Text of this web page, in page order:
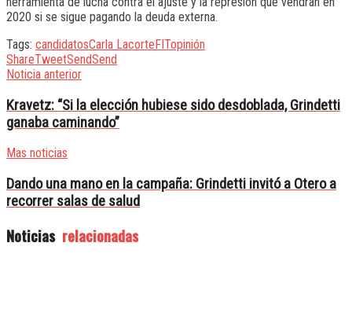
2020 si se sigue pagando la deuda externa.
Tags: candidatosCarla LacorteFITopinión
ShareTweetSendSend
Noticia anterior
Kravetz: “Si la elección hubiese sido desdoblada, Grindetti
ganaba caminando”
Mas noticias
Dando una mano en la campaña: Grindetti invitó a Otero a
recorrer salas de salud
Noticias relacionadas